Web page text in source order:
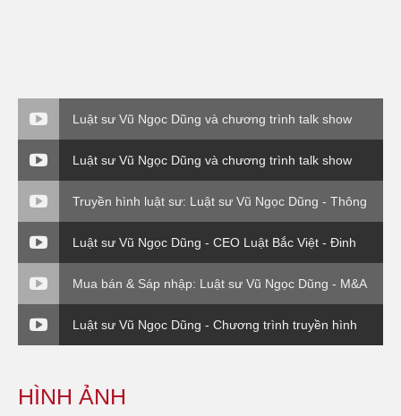
Luật sư Vũ Ngọc Dũng và chương trình talk show
Thuế và cuộc sống.
Luật sư Vũ Ngọc Dũng và chương trình talk show
Thuế và cuộc sống.
Truyền hình luật sư: Luật sư Vũ Ngọc Dũng - Thông
tư 176 Bộ Tài Chính
Luật sư Vũ Ngọc Dũng - CEO Luật Bắc Việt - Đinh
giá thương hiệu
Mua bán & Sáp nhập: Luật sư Vũ Ngọc Dũng - M&A
về vụ EVN( P3)
Luật sư Vũ Ngọc Dũng - Chương trình truyền hình
Chuyển giá trong DN FDI - Luật sư và Doanh nghiệp
HÌNH ẢNH